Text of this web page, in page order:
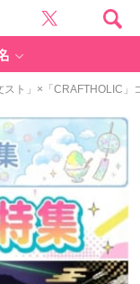
ト」×「CRAFTHOLIC」